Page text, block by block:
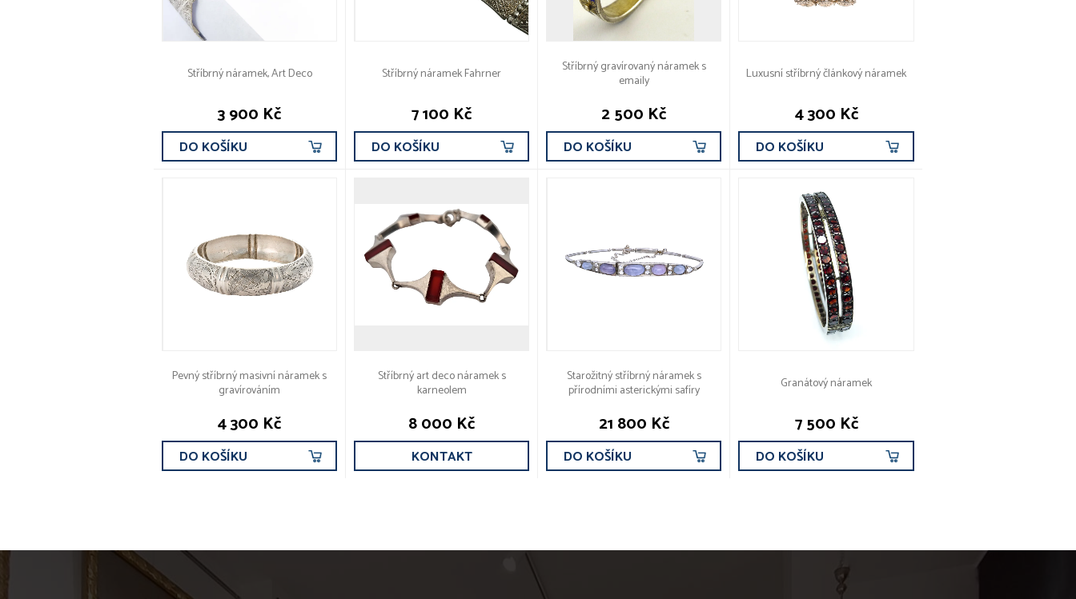
Stříbrný náramek, Art Deco
3 900 Kč
DO KOŠÍKU
Stříbrný náramek Fahrner
7 100 Kč
DO KOŠÍKU
Stříbrný gravírovaný náramek s
emaily
2 500 Kč
DO KOŠÍKU
Luxusní stříbrný článkový náramek
4 300 Kč
DO KOŠÍKU
Pevný stříbrný masivní náramek s
gravírováním
4 300 Kč
DO KOŠÍKU
Stříbrný art deco náramek s
karneolem
8 000 Kč
KONTAKT
Starožitný stříbrný náramek s
přírodními asterickými safíry
21 800 Kč
DO KOŠÍKU
Granátový náramek
7 500 Kč
DO KOŠÍKU